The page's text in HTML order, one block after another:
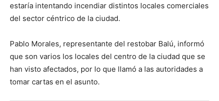
estaría intentando incendiar distintos locales comerciales
del sector céntrico de la ciudad.
Pablo Morales, representante del restobar Balú, informó
que son varios los locales del centro de la ciudad que se
han visto afectados, por lo que llamó a las autoridades a
tomar cartas en el asunto.